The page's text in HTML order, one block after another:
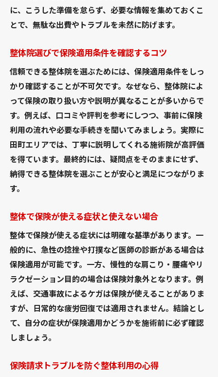
田町の整体で保険適用をスムーズに進める
コツ
整体院の保険条件と自己負担額の確認法
整体保険利用時の書類や手続きの注意点
整体で保険が使えない場合の対処法
整体で保険適用外となる主なケース一覧
整体保険が使えない時の自己負担を減らす
工夫
保険適用外の整体施術後にできること
整体の保険が通らない時の相談先やサポー
田町の整体で自費施術を賢く利用する方法
整体院選びで確認したい保険利用条件
整体院選びは保険利用条件の確認から始め
整体で保険が使える資格や届け出をチェッ
ク
保険適用可能な整体院の見極め方を解説
整体院の保険条件と違法請求のリスク管理
ト
に、こうした準備を怠らず、必要な情報を集めておくこ
とで、無駄な出費やトラブルを未然に防げます。
整体院選びで保険適用条件を確認するコツ
信頼できる整体院を選ぶためには、保険適用条件をしっ
かり確認することが不可欠です。なぜなら、整体院によ
って保険の取り扱い方や説明が異なることが多いからで
す。例えば、口コミや評判を参考にしつつ、事前に保険
利用の流れや必要な手続きを聞いてみましょう。実際に
田町エリアでは、丁寧に説明してくれる施術院が高評価
を得ています。最終的には、疑問点をそのままにせず、
納得できる整体院を選ぶことが安心と満足につながりま
す。
整体で保険が使える症状と使えない場合
整体で保険が使える症状には明確な基準があります。一
般的に、急性の捻挫や打撲など医師の診断がある場合は
保険適用が可能です。一方、慢性的な肩こり・腰痛やリ
ラクゼーション目的の場合は保険対象外となります。例
えば、交通事故によるケガは保険が使えることがありま
すが、日常的な疲労回復では適用されません。結論とし
て、自分の症状が保険適用かどうかを施術前に必ず確認
しましょう。
保険請求トラブルを防ぐ整体利用の心得